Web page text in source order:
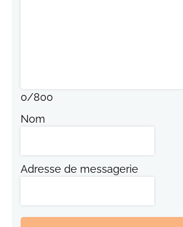
0/800
Nom
Adresse de messagerie